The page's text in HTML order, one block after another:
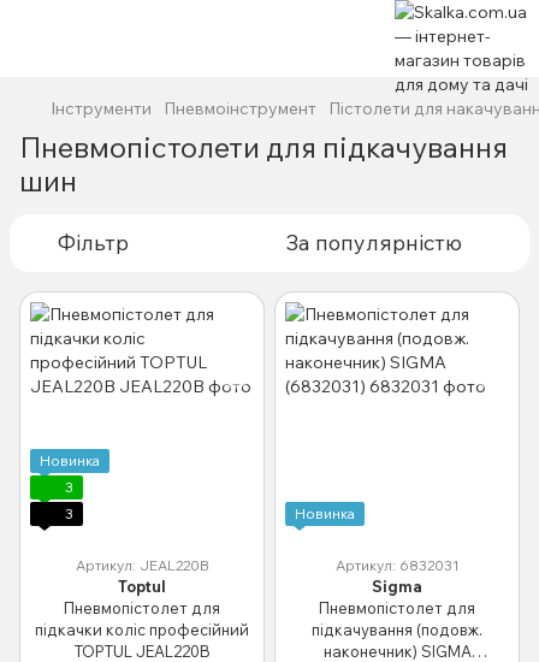
Інструменти Пневмоінструмент Пістолети для
Пневмопістолети для підкачування
шин
Фільтр За популярністю
Новинка
3
3
Артикул: JEAL220B
Toptul
Пневмопістолет для
підкачки коліс професійний
TOPTUL JEAL220B
Новинка
Артикул: 6832031
Sigma
Пневмопістолет для
підкачування (подовж.
наконечник) SIGMA